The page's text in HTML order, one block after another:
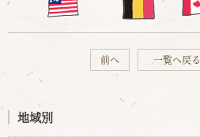
前へ 一覧へ戻る
地域別